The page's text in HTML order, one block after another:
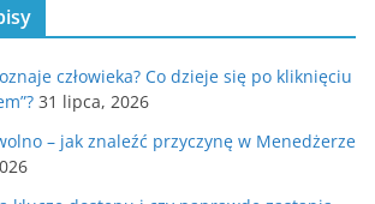
człowieka? Co dzieje się po kliknięciu
31 lipca, 2026
– jak znaleźć przyczynę w Menedżerze